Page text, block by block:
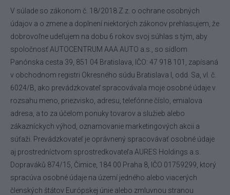
V súlade so zákonom č. 18/2018 Z.z. o ochrane osobných
údajov a o zmene a doplnení niektorých zákonov prehlasujem, že
dobrovoľne udeľujem na dobu 6 rokov svoj súhlas s tým, aby
spoločnosť AUTOCENTRUM AAA AUTO a.s., so sídlom
Panónska cesta 39, 851 04 Bratislava, IČO: 47 918 101, zapísaná
v obchodnom registri Okresného súdu Bratislava I, odd. Sa, vl. č.
6024/B, ako prevádzkovateľ spracovávala moje osobné údaje v
rozsahu meno, priezvisko, adresu, telefónne číslo, emialova
adresa, a to za účelom ponuky tovarov a služieb alebo
zákazníckych výhod, oznamovanie marketingových akcii a
súťaži. Prevádzkovateľ je oprávnený spracovávať osobné údaje
aj prostredníctvom sprostredkovateľa AURES Holdings a.s.
Dopraváků 874/15, Čimice, 184 00 Praha 8, IČO 01759299, ktorý
spracúva osobné údaje na území jedného alebo viacerých
členských štátov Európskej únie alebo zmluvnou stranou